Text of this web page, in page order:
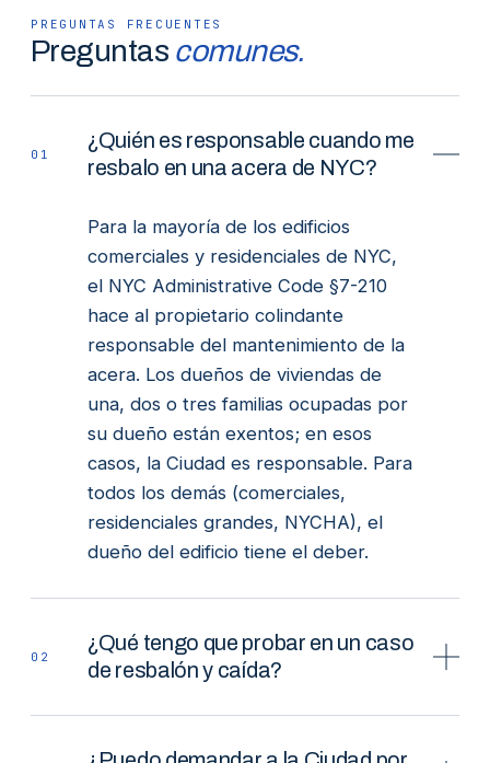
PREGUNTAS FRECUENTES
Preguntas comunes.
01
¿Quién es responsable cuando me
resbalo en una acera de NYC?
Para la mayoría de los edificios
comerciales y residenciales de NYC,
el NYC Administrative Code §7-210
hace al propietario colindante
responsable del mantenimiento de la
acera. Los dueños de viviendas de
una, dos o tres familias ocupadas por
su dueño están exentos; en esos
casos, la Ciudad es responsable. Para
todos los demás (comerciales,
residenciales grandes, NYCHA), el
dueño del edificio tiene el deber.
02
¿Qué tengo que probar en un caso
de resbalón y caída?
defectuosa; que el dueño tenía aviso